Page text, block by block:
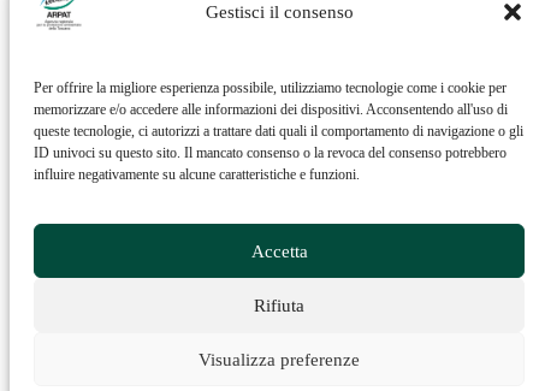
Gestisci il consenso
Per offrire la migliore esperienza possibile, utilizziamo tecnologie come i cookie per
memorizzare e/o accedere alle informazioni dei dispositivi. Acconsentendo all'uso di
queste tecnologie, ci autorizzi a trattare dati quali il comportamento di navigazione o gli
ID univoci su questo sito. Il mancato consenso o la revoca del consenso potrebbero
influire negativamente su alcune caratteristiche e funzioni.
Accetta
Rifiuta
Visualizza preferenze